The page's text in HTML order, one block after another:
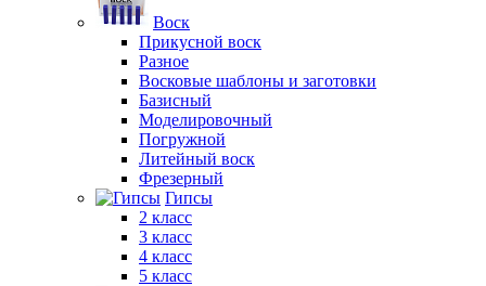
Воск
Прикусной воск
Разное
Восковые шаблоны и заготовки
Базисный
Моделировочный
Погружной
Литейный воск
Фрезерный
Гипсы
2 класс
3 класс
4 класс
5 класс